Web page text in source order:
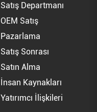
Satış Departmanı
OEM Satış
Pazarlama
Satış Sonrası
Satın Alma
İnsan Kaynakları
Yatırımcı İlişkileri